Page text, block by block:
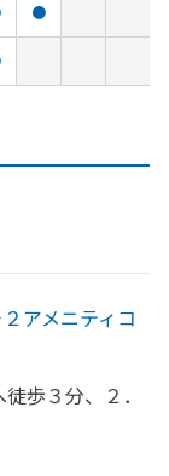
●
アメニティコ
徒歩３分、 ２．